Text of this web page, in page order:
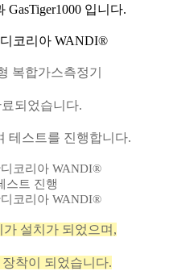
GasTiger1000 입니다.
복합가스측정기
되었습니다.
테스트를 진행합니다.
스트 진행
설치가 되었으며,
착이 되었습니다.